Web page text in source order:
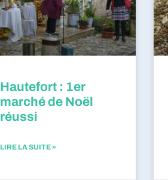
Hautefort : 1er
marché de Noël
réussi
LIRE LA SUITE »